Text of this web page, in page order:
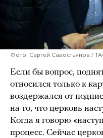
Фото: Сергей Савостьянов /
Если бы вопрос,
относился только к
воздержался от
на то, что церковь
Когда я говорю
процесс. Сейчас